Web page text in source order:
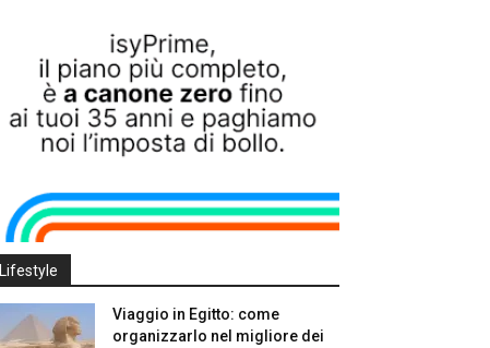
Lifestyle
Viaggio in Egitto: come
organizzarlo nel migliore dei